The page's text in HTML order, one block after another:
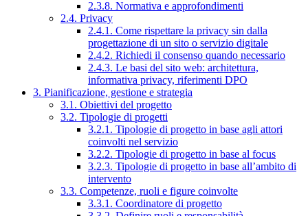
2.3.8. Normativa e approfondimenti
2.4. Privacy
2.4.1. Come rispettare la privacy sin dalla
progettazione di un sito o servizio digitale
2.4.2. Richiedi il consenso quando necessario
2.4.3. Le basi del sito web: architettura,
informativa privacy, riferimenti DPO
3. Pianificazione, gestione e strategia
3.1. Obiettivi del progetto
3.2. Tipologie di progetti
3.2.1. Tipologie di progetto in base agli attori
coinvolti nel servizio
3.2.2. Tipologie di progetto in base al focus
3.2.3. Tipologie di progetto in base all’ambito di
intervento
3.3. Competenze, ruoli e figure coinvolte
3.3.1. Coordinatore di progetto